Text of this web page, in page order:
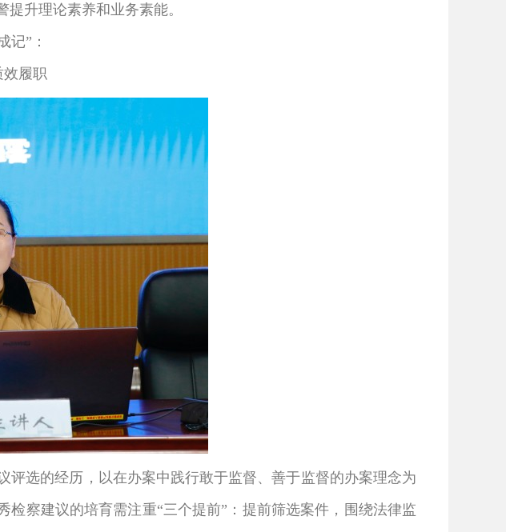
升理论素养和业务素能。
记”：
效履职
选的经历，以在办案中践行敢于监督、善于监督的办案理念为
察建议的培育需注重“三个提前”： 提前筛选案件， 围绕法律监